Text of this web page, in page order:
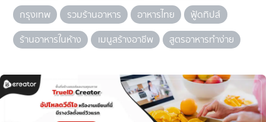
กรุงเทพ
รวมร้านอาหาร อาหารไทย
ฟู้ดทิปส์
ร้านอาหารในห้าง
เมนูสร้างอาชีพ สูตรอาหารทำง่าย